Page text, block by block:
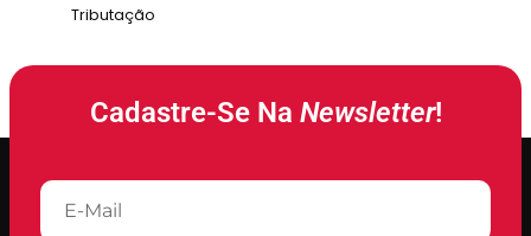
Tributação
Cadastre-Se Na Newsletter!